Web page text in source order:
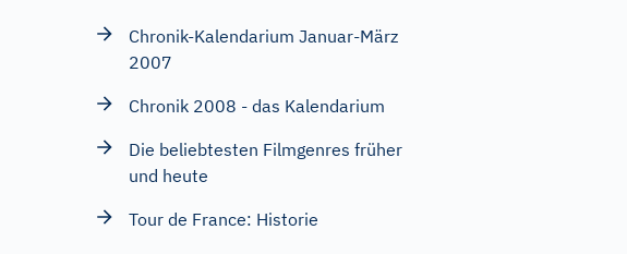
Chronik-Kalendarium Januar-März
2007
Chronik 2008 - das Kalendarium
Die beliebtesten Filmgenres früher
und heute
Tour de France: Historie